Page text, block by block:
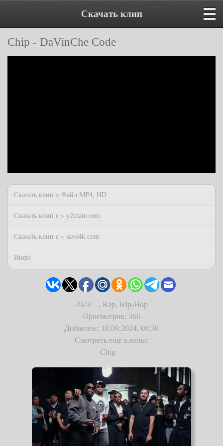
Скачать клип
Chip - DaVinChe Code
Скачать клип » Файл MP4, HD
Скачать клип с » y2mate.com
Скачать клип с » save4k.com
Инфо
2024 , Rap, Hip-Hop
Просмотров: 366
Добавлен: 18.09.2024, 06:30
Смотреть ещё клипы:
Chip